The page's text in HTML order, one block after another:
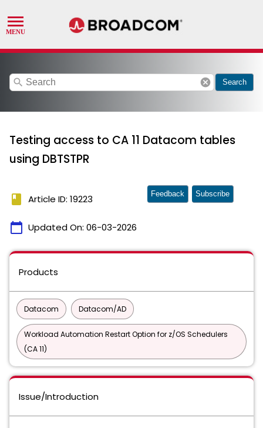
search cancel Search
Testing access to CA 11 Datacom tables
using DBTSTPR
book Article ID: 19223
calendar_today Updated On: 06-03-2026
Feedback Subscribe
Products
Datacom Datacom/AD
Workload Automation Restart Option for z/OS Schedulers
(CA 11)
Issue/Introduction